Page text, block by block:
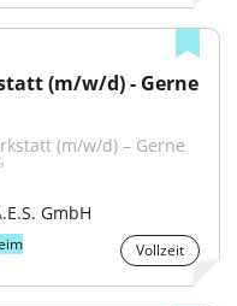
(m/w/d) - Gerne
(m/w/d) – Gerne
GmbH
Vollzeit